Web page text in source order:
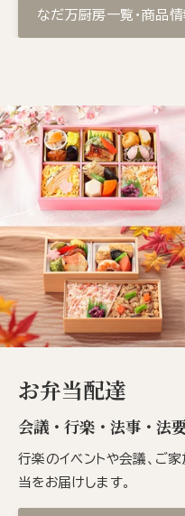
なだ万厨房一覧・商品情
お弁当配達
会議・行楽・法事・法
行楽のイベントや会議、ご
当をお届けします。